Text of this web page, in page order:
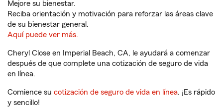
Mejore su bienestar.
Reciba orientación y motivación para reforzar las áreas clave
de su bienestar general.
Aquí puede ver más.
Cheryl Close en Imperial Beach, CA, le ayudará a comenzar
después de que complete una cotización de seguro de vida
en línea.
Comience su cotización de seguro de vida en línea. ¡Es rápido
y sencillo!